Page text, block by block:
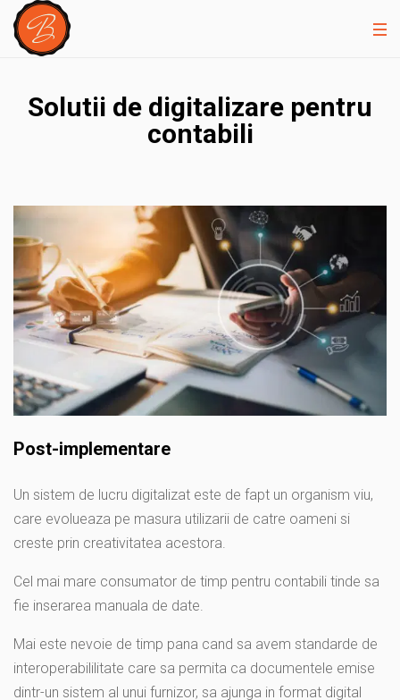
Solutii de digitalizare pentru
contabili
Post-implementare
Un sistem de lucru digitalizat este de fapt un organism viu,
care evolueaza pe masura utilizarii de catre oameni si
creste prin creativitatea acestora.
Cel mai mare consumator de timp pentru contabili tinde sa
fie inserarea manuala de date.
Mai este nevoie de timp pana cand sa avem standarde de
interoperabililitate care sa permita ca documentele emise
dintr-un sistem al unui furnizor, sa ajunga in format digital